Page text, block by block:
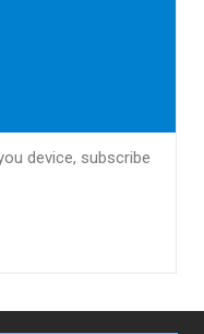
device, subscribe